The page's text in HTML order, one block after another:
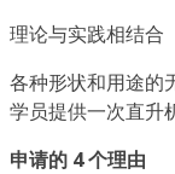
理论与实践相结合
各种形状和用途的
学员提供一次直升
申请的 4 个理由